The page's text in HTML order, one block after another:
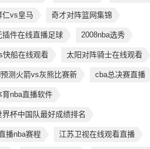
仁vs皇马 奇才对阵篮网集锦
插件在线直播足球 2008nba选秀
快船在线观看 太阳对阵骑士在线观看
测火箭vs灰熊比赛新 cba总决赛直播
育nba直播软件
界杯中国队最好成绩排名
播nba赛程 江苏卫视在线观看直播